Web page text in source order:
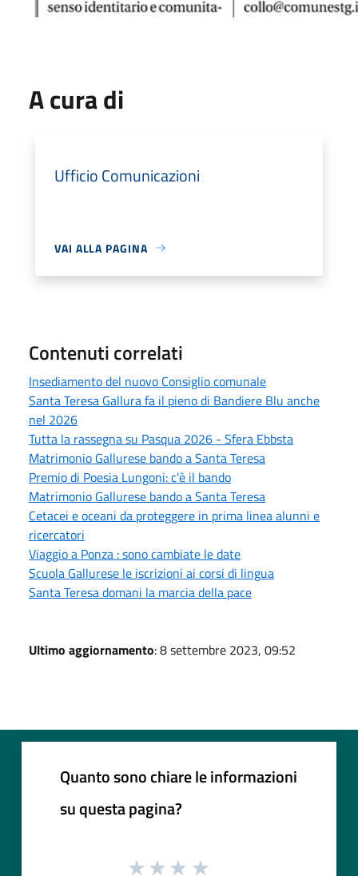
A cura di
Ufficio Comunicazioni
VAI ALLA PAGINA
Contenuti correlati
Insediamento del nuovo Consiglio comunale
Santa Teresa Gallura fa il pieno di Bandiere Blu anche
nel 2026
Tutta la rassegna su Pasqua 2026 - Sfera Ebbsta
Matrimonio Gallurese bando a Santa Teresa
Premio di Poesia Lungoni: c'è il bando
Matrimonio Gallurese bando a Santa Teresa
Cetacei e oceani da proteggere in prima linea alunni e
ricercatori
Viaggio a Ponza : sono cambiate le date
Scuola Gallurese le iscrizioni ai corsi di lingua
Santa Teresa domani la marcia della pace
Ultimo aggiornamento: 8 settembre 2023, 09:52
Quanto sono chiare le informazioni
su questa pagina?